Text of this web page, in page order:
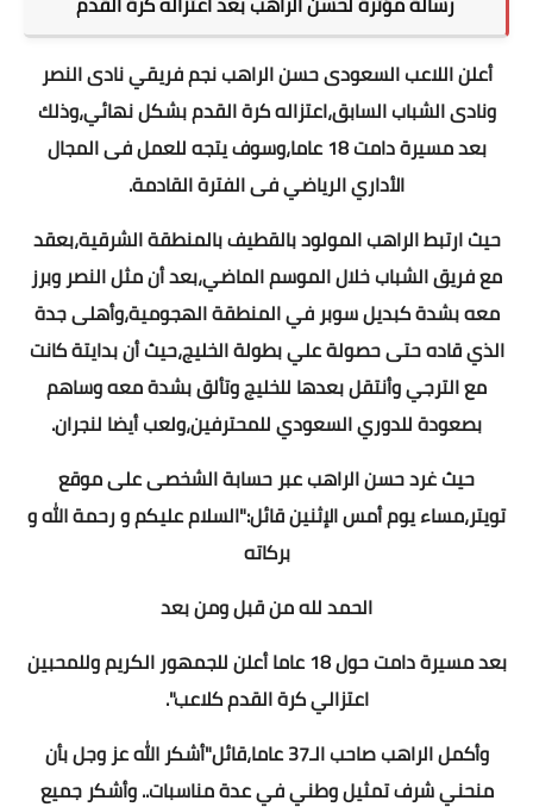
أعلن اللاعب السعودى حسن الراهب نجم فريقي نادى النصر
ونادى الشباب السابق،اعتزاله كرة القدم بشكل نهائي،وذلك
بعد مسيرة دامت 18 عاما،وسوف يتجه للعمل فى المجال
الأداري الرياضي فى الفترة القادمة.
حيث ارتبط الراهب المولود بالقطيف بالمنطقة الشرقية،بعقد
مع فريق الشباب خلال الموسم الماضي،بعد أن مثل النصر وبرز
معه بشدة كبديل سوبر في المنطقة الهجومية،وأهلى جدة
الذي قاده حتى حصولة علي بطولة الخليج،حيث أن بدايتة كانت
مع الترجي وأنتقل بعدها للخليج وتألق بشدة معه وساهم
بصعودة للدوري السعودي للمحترفين،ولعب أيضا لنجران.
حيث غرد حسن الراهب عبر حسابة الشخصى على موقع
تويتر،مساء يوم أمس الإثنين قائل:"السلام عليكم و رحمة الله و
بركاته
الحمد لله من قبل ومن بعد
بعد مسيرة دامت حول 18 عاما أعلن للجمهور الكريم وللمحبين
اعتزالي كرة القدم كلاعب".
وأكمل الراهب صاحب الـ37 عاما،قائل"أشكر الله عز وجل بأن
منحني شرف تمثيل وطني في عدة مناسبات.. وأشكر جميع